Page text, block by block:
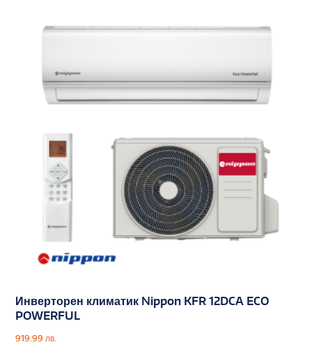
Инверторен климатик Nippon KFR 12DCA ECO
POWERFUL
919.99лв.